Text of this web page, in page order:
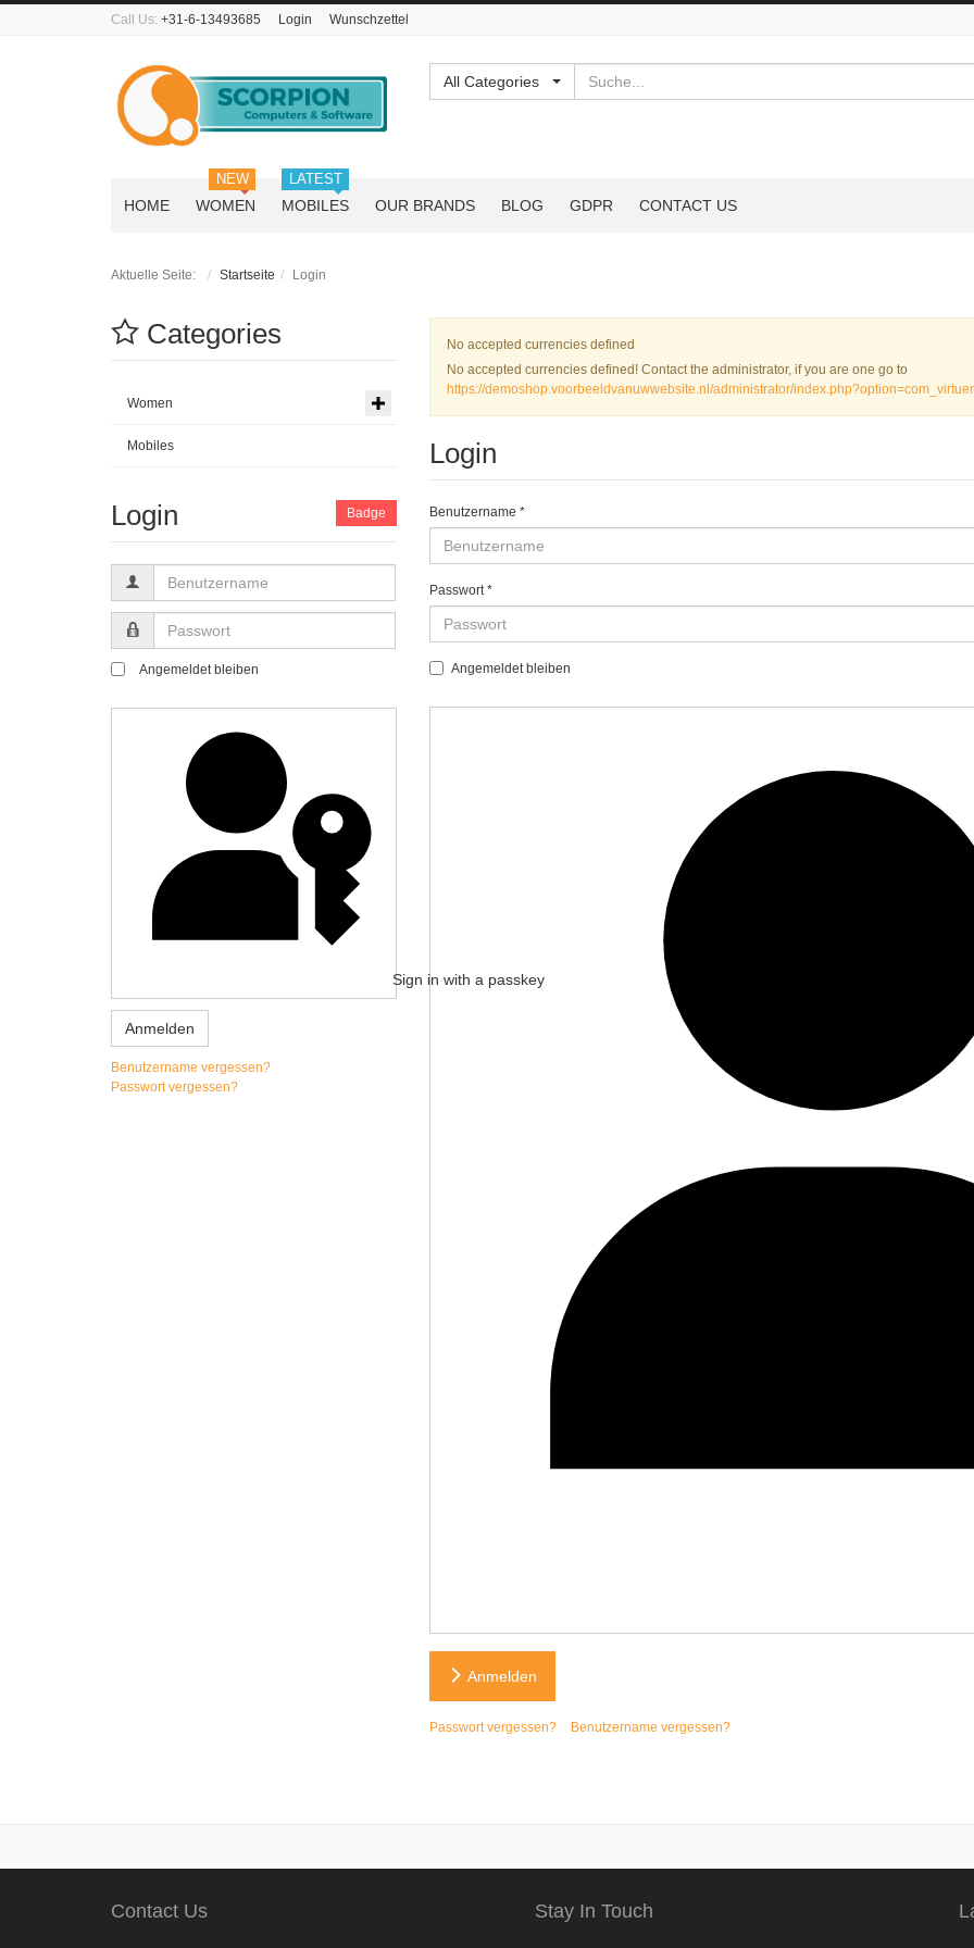
Call Us: +31-6-13493685 Login Wunschzettel
All Categories
HOME WOMEN
NEW
MOBILES
LATEST
OUR BRANDS BLOG GDPR CONTACT US
Aktuelle Seite: Startseite Login
Warnung
No accepted currencies defined
No accepted currencies defined! Contact the administrator, if you are one go to
https://demoshop.voorbeeldvanuwwebsite.nl/administrator/
Login
Benutzername *
Passwort*
Angemeldet bleiben
Anmelden
Passwort vergessen? Benutzername vergessen?
Categories
Women
Mobiles
Login
Benutzername
Passwort
Angemeldet bleiben
Sign in with a passkey
Anmelden
Benutzername vergessen?
Passwort vergessen?
Badge
Contact Us Stay In Touch